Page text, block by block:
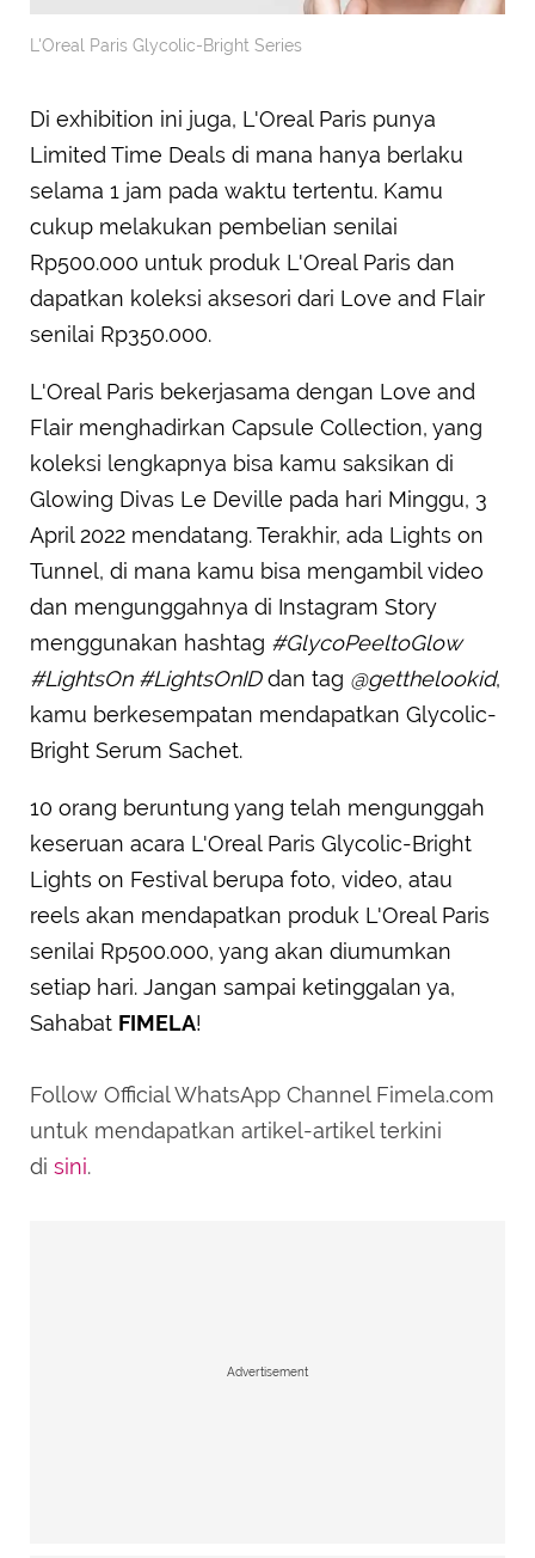
L'Oreal Paris Glycolic-Bright Series
Di exhibition ini juga, L'Oreal Paris punya
Limited Time Deals di mana hanya berlaku
selama 1 jam pada waktu tertentu. Kamu
cukup melakukan pembelian senilai
Rp500.000 untuk produk L'Oreal Paris dan
dapatkan koleksi aksesori dari Love and Flair
senilai Rp350.000.
L'Oreal Paris bekerjasama dengan Love and
Flair menghadirkan Capsule Collection, yang
koleksi lengkapnya bisa kamu saksikan di
Glowing Divas Le Deville pada hari Minggu, 3
April 2022 mendatang. Terakhir, ada Lights on
Tunnel, di mana kamu bisa mengambil video
dan mengunggahnya di Instagram Story
menggunakan hashtag #GlycoPeeltoGlow
#LightsOn #LightsOnIDdan tag @getthelookid,
kamu berkesempatan mendapatkan Glycolic-
Bright Serum Sachet.
10 orang beruntung yang telah mengunggah
keseruan acara L'Oreal Paris Glycolic-Bright
Lights on Festival berupa foto, video, atau
reels akan mendapatkan produk L'Oreal Paris
senilai Rp500.000, yang akan diumumkan
setiap hari. Jangan sampai ketinggalan ya,
Sahabat FIMELA!
Follow Official WhatsApp Channel Fimela.com
untuk mendapatkan artikel-artikel terkini
di sini.
Advertisement